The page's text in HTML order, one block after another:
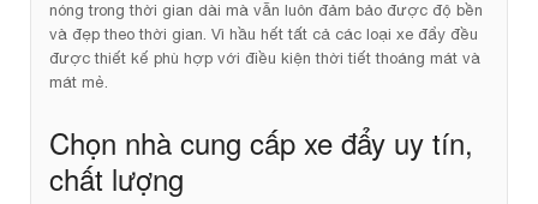
nóng trong thời gian dài mà vẫn luôn đảm bảo được độ bền
và đẹp theo thời gian. Vì hầu hết tất cả các loại xe đẩy đều
được thiết kế phù hợp với điều kiện thời tiết thoáng mát và
mát mẻ.
Chọn nhà cung cấp xe đẩy uy tín,
chất lượng